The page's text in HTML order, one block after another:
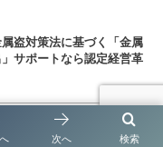
属盗対策法に基づく「金属
サポートなら認定経営革
検索
次へ